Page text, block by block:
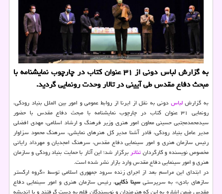
به گزارش لباس دونی از ۳۱ عنوان کتاب در چارچوب نمایشنامه با
مبحث دفاع مقدس طی آیینی در تالار وحدت رونمایی گردید.
به گزارشلباس دونی به نقل از ایرنا از روابط عمومی و امور بین الملل بنیاد رودکی،
رونمایی ۳۱ عنوان کتاب در چارچوب نمایشنامه با مبحث دفاع مقدس با حضور
سیدمحمدمجتبی حسینی معاون امور هنری وزیر فرهنگ و ارشاد اسلامی، مهدی افضلی
مدیر عامل بنیاد رودکی، قادر آشنا مدیر کل هنرهای نمایشی، سرهنگ محمود سزاوار
رئیس سازمان هنری و امور سینمایی دفاع مقدس، سرهنگ امجدیان و مهرداد رایانی
مخصوص نویسنده و کارگردانتئاتربرگزار شد؛ این آثار با حمایت بنیاد رودکی و سازمان
هنری و امور سینمایی دفاع مقدس وارد بازار نشر شده است.
در ابتدای این مراسم بعد از اجرای زنده سرود جمهوری اسلامی توسط «گروه ارکستر
سازهای بادی» به سرپرستی سینا ذکایی، رئیس سازمان هنری و امور سینمایی دفاع